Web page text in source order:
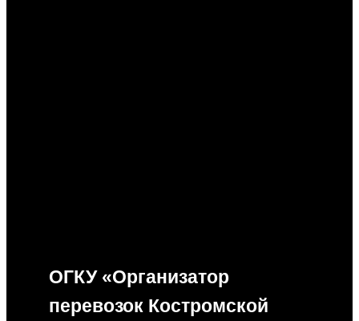
ОГКУ «Организатор
перевозок Костромской